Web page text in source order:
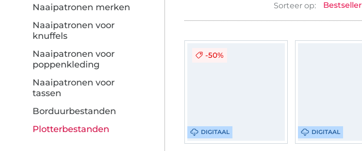
Naaipatronen merken
Naaipatronen voor
knuffels
Naaipatronen voor
poppenkleding
Naaipatronen voor
tassen
Borduurbestanden
Plotterbestanden
Bestseller
DIGITAAL
-50%
DIGITAAL